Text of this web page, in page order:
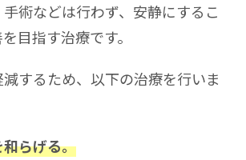
術などは行わず、安静にするこ
目指す治療です。
するため、以下の治療を行いま
らげる。